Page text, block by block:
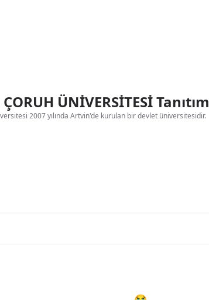
ÜNİVERSİTESİ Tanıtım
2007 yılında Artvin'de kurulan bir devlet üniversitesidir.